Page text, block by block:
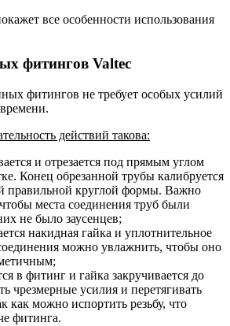
все особенности использования
фитингов Valtec
фитингов не требует особых усилий
действий такова:
и отрезается под прямым углом
Конец обрезанной трубы калибруется
правильной круглой формы. Важно
места соединения труб были
не было заусенцев;
накидная гайка и уплотнительное
можно увлажнить, чтобы оно
в фитинг и гайка закручивается до
чрезмерные усилия и перетягивать
как можно испортить резьбу, что
фитинга.